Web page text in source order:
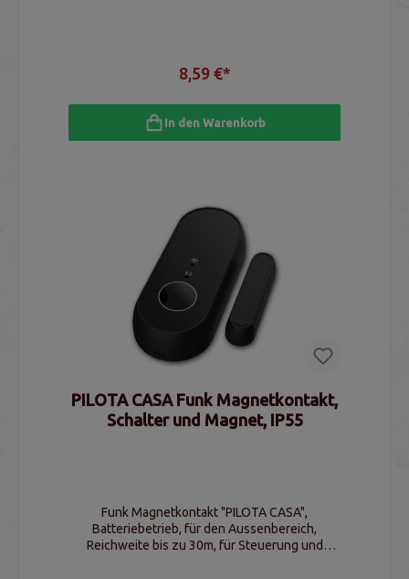
8,59 €*
In den Warenkorb
PILOTA CASA Funk Magnetkontakt,
Schalter und Magnet, IP55
Funk Magnetkontakt "PILOTA CASA",
Batteriebetrieb, für den Aussenbereich,
Reichweite bis zu 30m, für Steuerung und